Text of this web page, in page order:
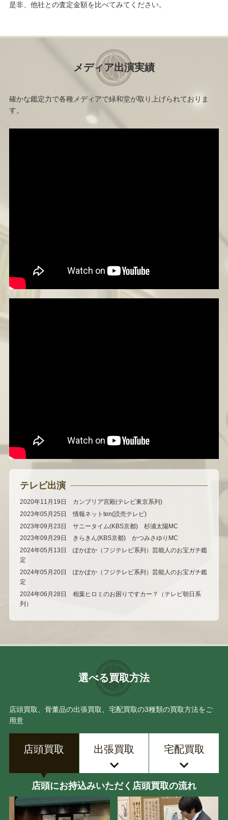
是非、他社との査定金額を比べてみてください。
メディア出演実績
確かな鑑定力で各種メディアで緑和堂が取り上げられておりま
す。
テレビ出演
2020年11月19日 カンブリア宮殿(テレビ東京系列)
2023年05月25日 情報ネットten(読売テレビ)
2023年09月23日 サニータイム(KBS京都) 杉浦太陽MC
2023年09月29日 きらきん(KBS京都) かつみさゆりMC
2024年05月13日 ぽかぽか（フジテレビ系列）芸能人のお宝ガチ鑑
定
2024年05月20日 ぽかぽか（フジテレビ系列）芸能人のお宝ガチ鑑
定
2024年06月28日 相葉ヒロミのお困りですカー？（テレビ朝日系
列）
選べる買取方法
店頭買取、骨董品の出張買取、宅配買取の3種類の買取方法をご
用意
店頭買取 出張買取 宅配買取
店頭にお持込みいただく店頭買取の流れ